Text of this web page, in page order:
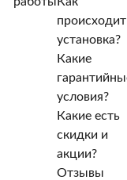
происходит
установка?
Какие
условия?
Какие есть
скидки и
акции?
Отзывы